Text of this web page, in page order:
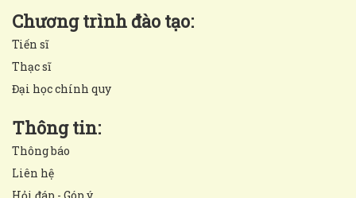
Chương trình đào tạo:
Tiến sĩ
Thạc sĩ
Đại học chính quy
Thông tin:
Thông báo
Liên hệ